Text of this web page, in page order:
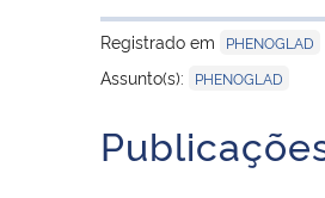
Registrado em
PHENOGLAD
Assunto(s): PHENOGLAD